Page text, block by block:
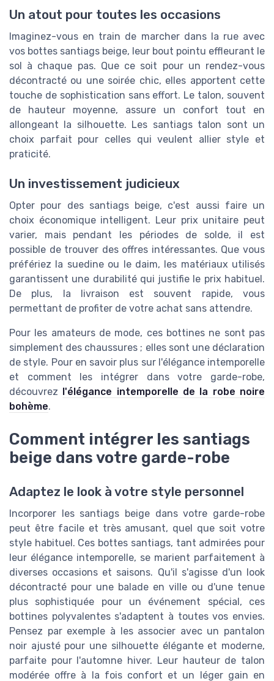
Un atout pour toutes les occasions
Imaginez-vous en train de marcher dans la rue avec
vos bottes santiags beige, leur bout pointu effleurant le
sol à chaque pas. Que ce soit pour un rendez-vous
décontracté ou une soirée chic, elles apportent cette
touche de sophistication sans effort. Le talon, souvent
de hauteur moyenne, assure un confort tout en
allongeant la silhouette. Les santiags talon sont un
choix parfait pour celles qui veulent allier style et
praticité.
Un investissement judicieux
Opter pour des santiags beige, c'est aussi faire un
choix économique intelligent. Leur prix unitaire peut
varier, mais pendant les périodes de solde, il est
possible de trouver des offres intéressantes. Que vous
préfériez la suedine ou le daim, les matériaux utilisés
garantissent une durabilité qui justifie le prix habituel.
De plus, la livraison est souvent rapide, vous
permettant de profiter de votre achat sans attendre.
Pour les amateurs de mode, ces bottines ne sont pas
simplement des chaussures ; elles sont une déclaration
de style. Pour en savoir plus sur l'élégance intemporelle
et comment les intégrer dans votre garde-robe,
découvrez l'élégance intemporelle de la robe noire
bohème.
Comment intégrer les santiags
beige dans votre garde-robe
Adaptez le look à votre style personnel
Incorporer les santiags beige dans votre garde-robe
peut être facile et très amusant, quel que soit votre
style habituel. Ces bottes santiags, tant admirées pour
leur élégance intemporelle, se marient parfaitement à
diverses occasions et saisons. Qu'il s'agisse d'un look
décontracté pour une balade en ville ou d'une tenue
plus sophistiquée pour un événement spécial, ces
bottines polyvalentes s'adaptent à toutes vos envies.
Pensez par exemple à les associer avec un pantalon
noir ajusté pour une silhouette élégante et moderne,
parfaite pour l'automne hiver. Leur hauteur de talon
modérée offre à la fois confort et un léger gain en